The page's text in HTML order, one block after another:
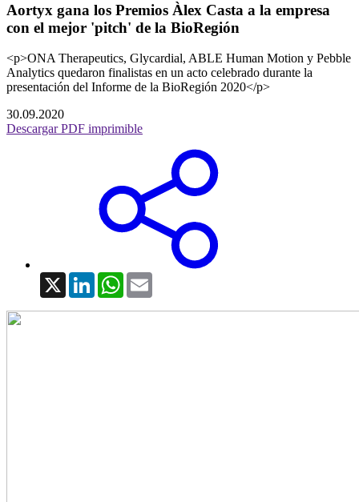
Aortyx gana los Premios Àlex Casta a la empresa
con el mejor 'pitch' de la BioRegión
<p>ONA Therapeutics, Glycardial, ABLE Human Motion y Pebble
Analytics quedaron finalistas en un acto celebrado durante la
presentación del Informe de la BioRegión 2020</p>
30.09.2020
Descargar PDF imprimible
X LinkedInWhatsApp